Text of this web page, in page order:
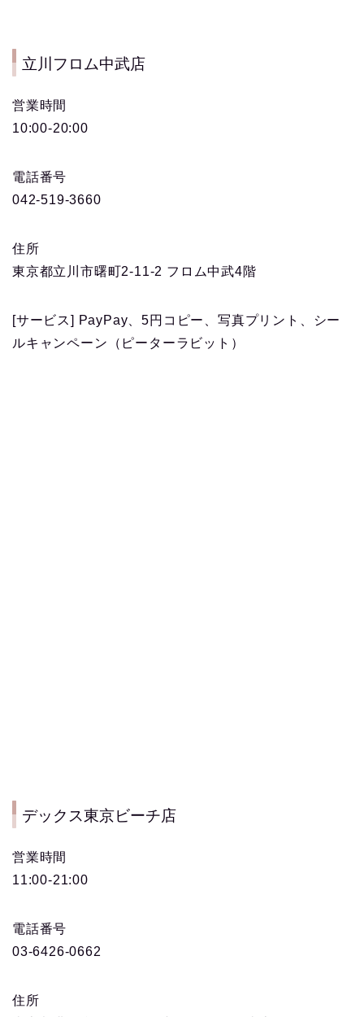
立川フロム中武店
営業時間
10:00-20:00
電話番号
042-519-3660
住所
東京都立川市曙町2-11-2 フロム中武4階
[サービス] PayPay、5円コピー、写真プリント、シー
ルキャンペーン（ピーターラビット）
デックス東京ビーチ店
営業時間
11:00-21:00
電話番号
03-6426-0662
住所